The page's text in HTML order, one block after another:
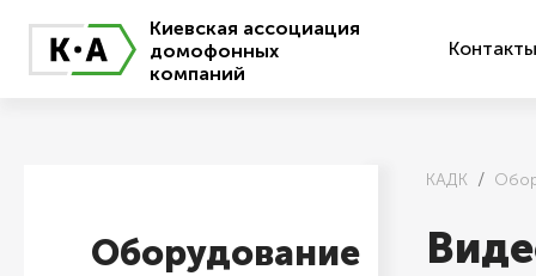
Киевская ассоциация
домофонных
компаний
Контакты
Оборудование
КАДК